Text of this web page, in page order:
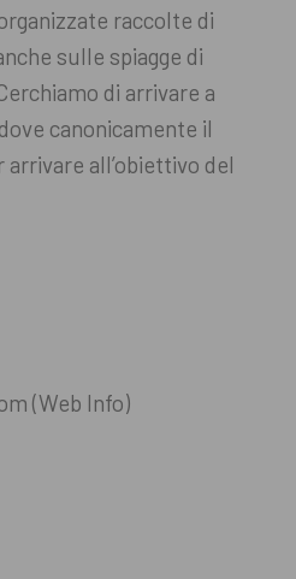
raccolte di
sulle spiagge di
di arrivare a
canonicamente il
all’obiettivo del
(Web Info)